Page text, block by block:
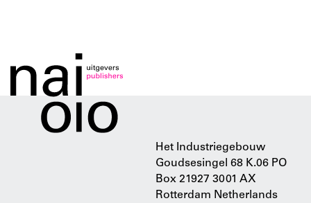
Het Industriegebouw
Goudsesingel 68 K.06 PO
Box 21927 3001 AX
Rotterdam Netherlands